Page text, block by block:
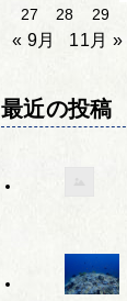
27
28 29
« 9月 11月 »
最近の投稿